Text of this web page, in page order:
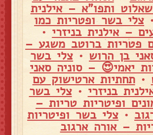
ותפו"א – אילנית
• צלי בשר ופטריות כמו
– אילנית בניזרי •
פטריות ברוטב משגע –
בן הרוש • צלי בשר
יאמי😍 – סוניה סאני
•תחתיות ארטישוק עם
בניזרי •צלי בשר
ופיטריות טריות –
• צלי בשר ופיטריות
– אורה ארגוב